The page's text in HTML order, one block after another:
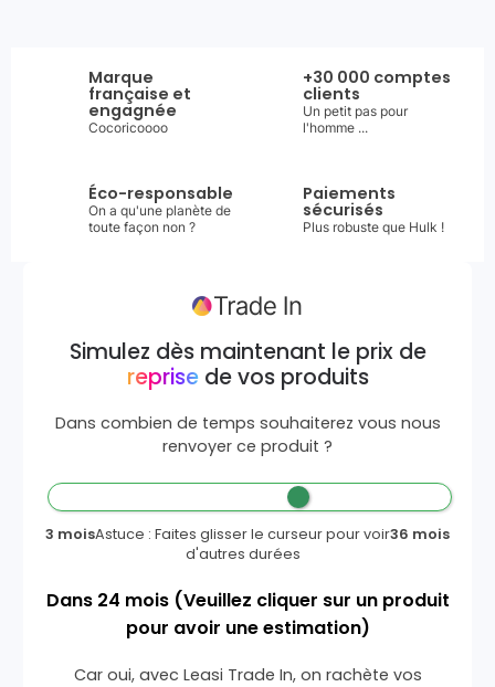
Marque
française et
engagnée
Cocoricoooo
+30 000 comptes
clients
Un petit pas pour
l'homme ...
Éco-responsable
On a qu'une planète de
toute façon non ?
Paiements
sécurisés
Plus robuste que Hulk !
Simulez dès maintenant le prix de
reprisede vos produits
Dans combien de temps souhaiterez vous nous
renvoyer ce produit ?
3 moisAstuce : Faites glisser le curseur pour voir
d'autres durées
36 mois
Dans 24 mois (Veuillez cliquer sur un produit
pour avoir une estimation)
Car oui, avec Leasi Trade In, on rachète vos